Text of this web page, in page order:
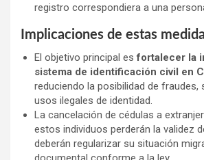
registro correspondiera a una
Implicaciones de estas
El objetivo principal esfortalecer la
sistema de identificación civil en
reduciendo la posibilidad de fraudes,
usos ilegales de identidad.
La cancelación de cédulas a
estos individuos perderán la validez
deberán regularizar su situación